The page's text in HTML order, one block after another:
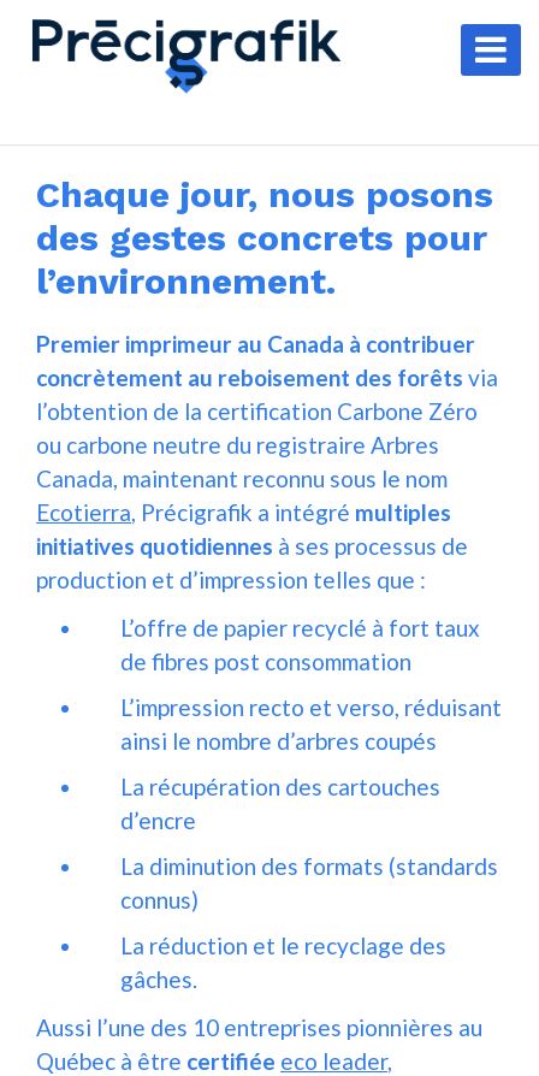
Chaque jour, nous posons
des gestes concrets pour
l’environnement.
Premier imprimeur au Canada à contribuer
concrètement au reboisement des forêts via
l’obtention de la certification Carbone Zéro
ou carbone neutre du registraire Arbres
Canada, maintenant reconnu sous le nom
Ecotierra, Précigrafik a intégré multiples
initiatives quotidiennes à ses processus de
production et d’impression telles que :
L’offre de papier recyclé à fort taux
de fibres post consommation
L’impression recto et verso, réduisant
ainsi le nombre d’arbres coupés
La récupération des cartouches
d’encre
La diminution des formats (standards
connus)
La réduction et le recyclage des
gâches.
Aussi l’une des 10 entreprises pionnières au
Québec à être certifiée eco leader,